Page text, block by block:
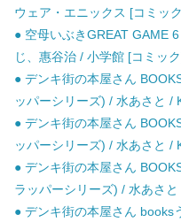
ウェア・エニックス [コミッ
● 空母いぶきGREAT GAME
じ、惠谷治 / 小学館 [コミッ
● デンキ街の本屋さん
ッパーシリーズ) / 水あさと /
● デンキ街の本屋さん
ッパーシリーズ) / 水あさと /
● デンキ街の本屋さん
ラッパーシリーズ) / 水あさ
● デンキ街の本屋さん books